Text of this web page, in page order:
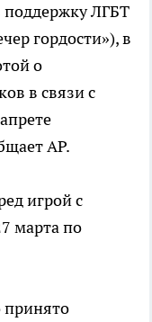
поддержку ЛГБТ
гордости»), в
о
в связи с
AP.
игрой с
марта по
принято